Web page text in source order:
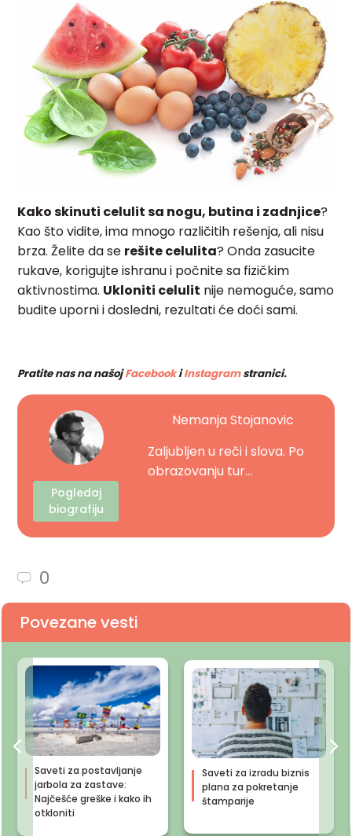
Kako skinuti celulit sa nogu, butina i zadnjice?
Kao što vidite, ima mnogo različitih rešenja, ali nisu
brza. Želite da se rešite celulita? Onda zasucite
rukave, korigujte ishranu i počnite sa fizičkim
aktivnostima. Ukloniti celulit nije nemoguće, samo
budite uporni i dosledni, rezultati će doći sami.
Pratite nas na našojFacebookiInstagramstranici.
Pogledaj
biografiju
Nemanja Stojanovic
Zaljubljen u reči i slova. Po
obrazovanju tur...
0
Povezane vesti
Saveti za postavljanje
jarbola za zastave:
Najčešće greške i kako ih
otkloniti
Saveti za izradu biznis
plana za pokretanje
štamparije